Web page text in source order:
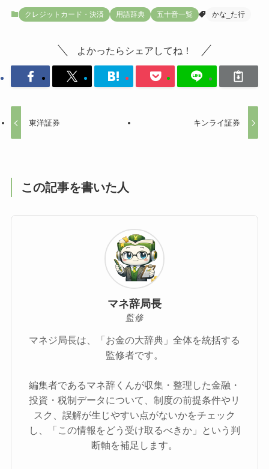
クレジットカード・決済 用語辞典 五十音一覧 かな_た行
よかったらシェアしてね！
東洋証券 キンライ証券
この記事を書いた人
マネ辞局長
監修
マネジ局長は、「お金の大辞典」全体を統括する
監修者です。
編集者であるマネ辞くんが収集・整理した金融・
投資・税制データについて、制度の前提条件やリ
スク、誤解が生じやすい点がないかをチェック
し、「この情報をどう受け取るべきか」という判
断軸を補足します。